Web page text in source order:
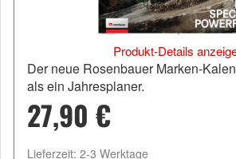
Produkt-Details
Der neue Rosenbauer Marken-
als ein Jahresplaner.
27,90 €
Lieferzeit: 2-3 Werktage